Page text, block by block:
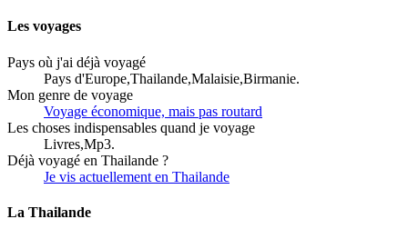
Les voyages
Pays où j'ai déjà voyagé
Pays d'Europe,Thailande,Malaisie,Birmanie.
Mon genre de voyage
Voyage économique, mais pas routard
Les choses indispensables quand je voyage
Livres,Mp3.
Déjà voyagé en Thailande ?
Je vis actuellement en Thailande
La Thailande